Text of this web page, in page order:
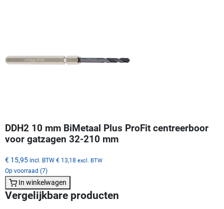
DDH2 10 mm BiMetaal Plus ProFit centreerboor
voor gatzagen 32-210 mm
€ 15,95 incl. BTW € 13,18 excl. BTW
Op voorraad (7)
In winkelwagen
Vergelijkbare producten